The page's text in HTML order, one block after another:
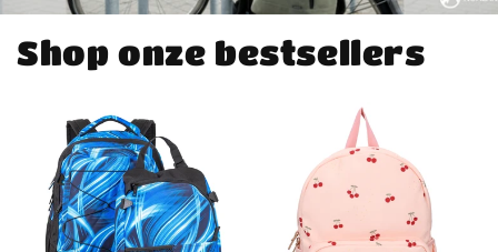
Shop onze bestsellers